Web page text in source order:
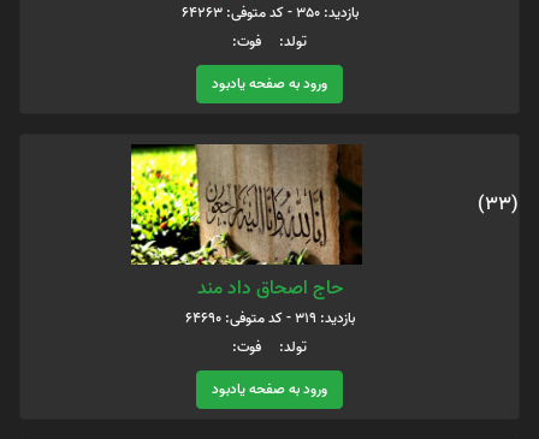
بازدید: 350 - کد متوفی: 64263
تولد: فوت:
ورود به صفحه یادبود
(33)
حاج اصحاق داد مند
بازدید: 319 - کد متوفی: 64690
تولد: فوت:
ورود به صفحه یادبود